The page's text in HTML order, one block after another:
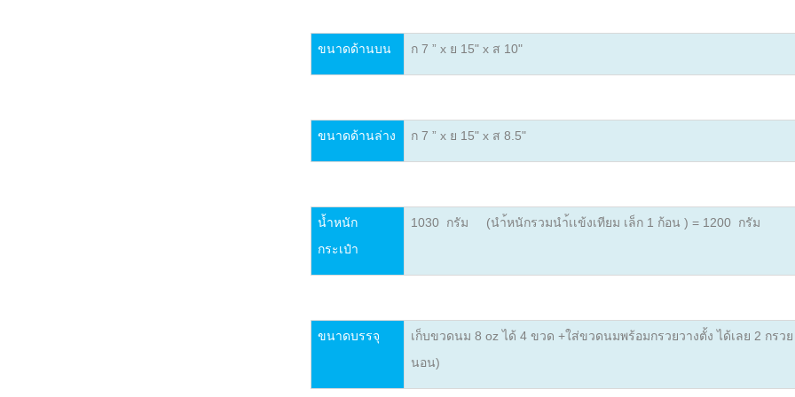
ขนาดด้านบน ก 7 ” x ย 1 5" x ส 10"
ขนาดด้านล่าง ก 7 ” x ย 1 5" x ส 8 .5"
น้ำหนัก
กระเป๋า
1030 กรัม (นำ้หนักรวมนำ้เเข้งเทียม เล็ก 1 ก้อน ) = 1200 กรัม
ขนาดบรรจุ เก็บขวดนม 8 oz ได้ 4 ขวด +ใส่ขวดนมพร้อมกรวยวางตั้ง ได้เลย 2 กรว
นอน)